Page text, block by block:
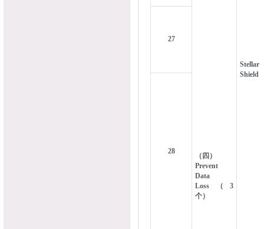
（四）
Prevent
Data
Loss（3
个）
Stellar
Shield
27
28